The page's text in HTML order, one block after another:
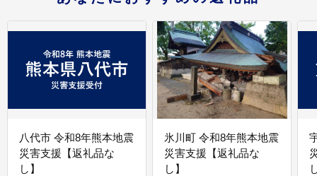
八代市 令和8年熊本地震
災害支援【返礼品な
し】
氷川町 令和8年熊本地震
災害支援【返礼品な
し】